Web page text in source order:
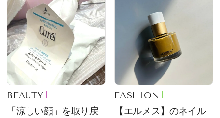
BEAUTY
「涼しい顔」を取り戻
FASHION
【エルメス】のネイル